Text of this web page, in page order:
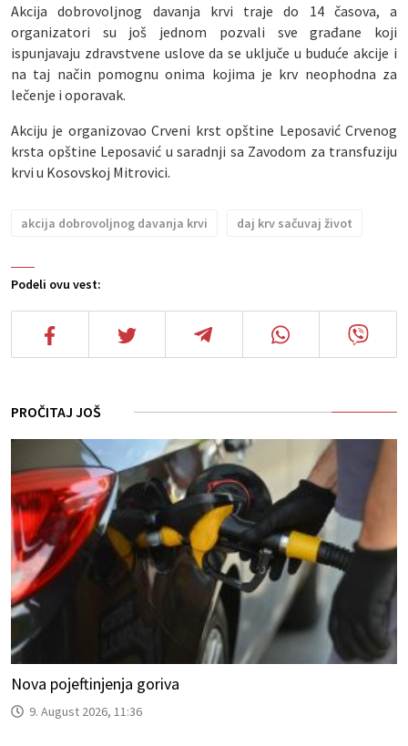
Podeli ovu vest:
Akcija dobrovoljnog davanja krvi traje do 14 časova, a
organizatori su još jednom pozvali sve građane koji
ispunjavaju zdravstvene uslove da se uključe u buduće akcije i
na taj način pomognu onima kojima je krv neophodna za
lečenje i oporavak.
Akciju je organizovao Crveni krst opštine Leposavić Crvenog
krsta opštine Leposavić u saradnji sa Zavodom za transfuziju
krvi u Kosovskoj Mitrovici.
akcija dobrovoljnog davanja krvi daj krv sačuvaj život
PROČITAJ JOŠ
Nova pojeftinjenja goriva
9. August 2026, 11:36